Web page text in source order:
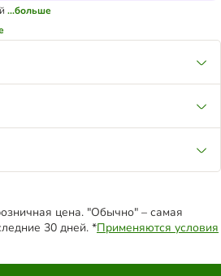
...больше
цена. "Обычно" – самая
30 дней. *Применяются условия